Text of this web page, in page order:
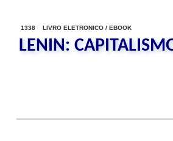
1338 LIVRO ELETRONICO / EBOOK
LENIN: